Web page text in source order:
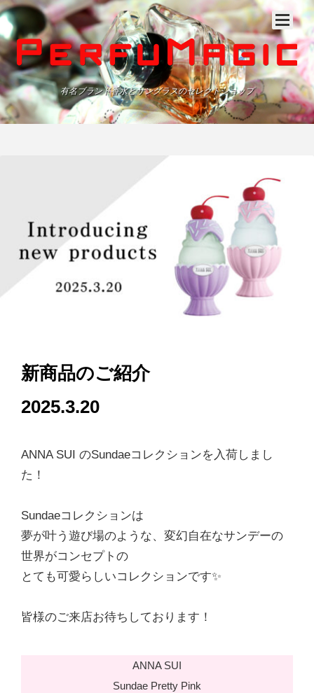
有名ブランド香水とサングラスのセレクトショップ
新商品のご紹介
2025.3.20
ANNA SUI のSundaeコレクションを入荷しまし
た！
Sundaeコレクションは
夢が叶う遊び場のような、変幻自在なサンデーの
世界がコンセプトの
とても可愛らしいコレクションです✨
皆様のご来店お待ちしております！
ANNA SUI
Sundae Pretty Pink